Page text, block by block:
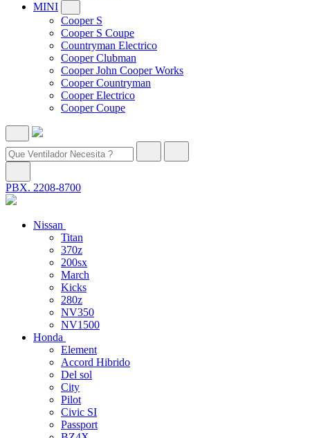
MINI
Cooper S
Cooper S Coupe
Countryman Electrico
Cooper Clubman
Cooper John Cooper Works
Cooper Countryman
Cooper Electrico
Cooper Coupe
PBX. 2208-8700
Nissan
Titan
370z
200sx
March
Kicks
280z
NV350
NV1500
Honda
Element
Accord Hibrido
Del sol
City
Pilot
Civic SI
Passport